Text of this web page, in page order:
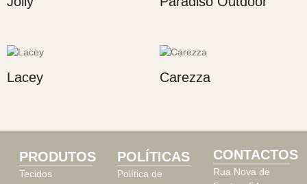
Lacey Carezza
PRODUTOS
Tecidos
POLÍTICAS
Política de
CONTACTOS
Rua Nova de